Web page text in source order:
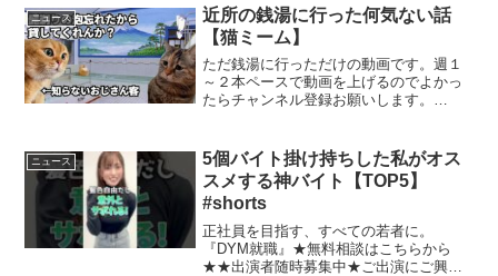
送)#ABCテレビ #キャスト#特集 #真夜
中の定...
ニュース
近所の銭湯に行った何気ない話
【猫ミーム】
ただ銭湯に行っただけの動画です。週１
～２本ペースで動画を上げるのでよかっ
たらチャンネル登録お願いします。
#catmemesource
ニュース
5個バイト掛け持ちした私がオス
スメする神バイト【TOP5】
#shorts
正社員を目指す、すべての若者に。
『DYM就職』★無料相談はこちらから
★★出演者随時募集中★ご出演にご興味